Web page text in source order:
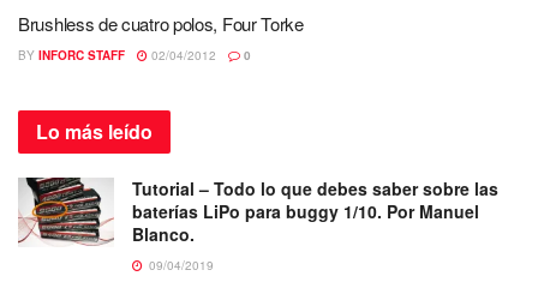
Brushless de cuatro polos, Four Torke
BY INFORC STAFF 02/04/2012 0
Lo más leído
Tutorial – Todo lo que debes saber sobre las
baterías LiPo para buggy 1/10. Por Manuel
Blanco.
09/04/2019